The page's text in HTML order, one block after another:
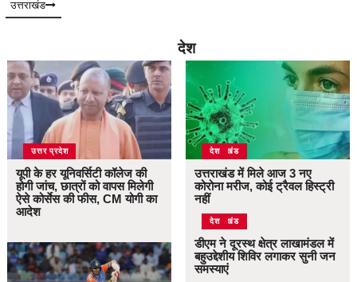
उत्तराखंड
देश
उत्तर प्रदेश
यूपी के हर यूनिवर्सिटी कॉलेज की
होगी जांच, छात्रों को वापस मिलेगी
ऐसे कोर्सेस की फीस, CM योगी का
आदेश
उत्तराखंड
देश
उत्तराखंड में मिले आज 3 नए
कोरोना मरीज, कोई ट्रैवल हिस्ट्री
नहीं
उत्तराखंड
देश
डीएम ने दूरस्थ क्षेत्र लाखामंडल में
बहुउद्देशीय शिविर लगाकर सुनी जन
समस्याएं